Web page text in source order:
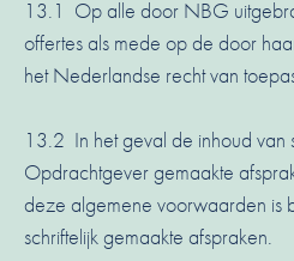
13.1 Op alle door NBG
offertes als mede op de door
het Nederlandse recht van
13.2 In het geval de inhoud van
Opdrachtgever gemaakte
deze algemene voorwaarden is
schriftelijk gemaakte afspraken.